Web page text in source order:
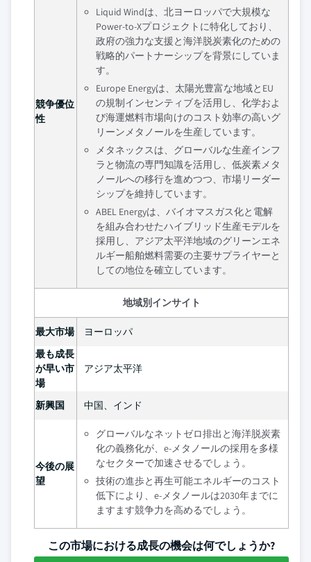
競争優位
性
Liquid Windは、北ヨーロッパで大規模な
Power-to-Xプロジェクトに特化しており、
政府の強力な支援と海洋脱炭素化のための
戦略的パートナーシップを背景にしていま
す。
Europe Energyは、太陽光豊富な地域とEU
の規制インセンティブを活用し、化学およ
び海運燃料市場向けのコスト効率の高いグ
リーンメタノールを生産しています。
メタネックスは、グローバルな生産インフ
ラと物流の専門知識を活用し、低炭素メタ
ノールへの移行を進めつつ、市場リーダー
シップを維持しています。
ABEL Energyは、バイオマスガス化と電解
を組み合わせたハイブリッド生産モデルを
採用し、アジア太平洋地域のグリーンエネ
ルギー船舶燃料需要の主要サプライヤーと
しての地位を確立しています。
地域別インサイト
最大市場
ヨーロッパ
最も成長
が早い市
場
アジア太平洋
新興国 中国、インド
今後の展
望
グローバルなネットゼロ排出と海洋脱炭素
化の義務化が、e-メタノールの採用を多様
なセクターで加速させるでしょう。
技術の進歩と再生可能エネルギーのコスト
低下により、e-メタノールは2030年までに
ますます競争力を高めるでしょう。
この市場における成長の機会は何でしょうか?